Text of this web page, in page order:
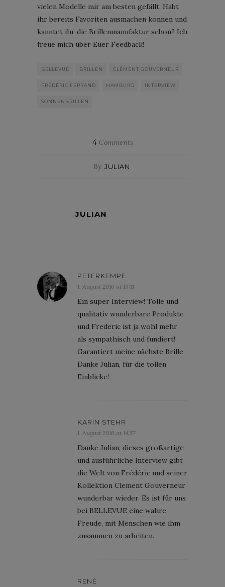
vielen Modelle mir am besten gefällt. Habt
ihr bereits Favoriten ausmachen können und
kanntet ihr die Brillenmanufaktur schon? Ich
freue mich über Euer Feedback!
BELLEVUE BRILLEN CLÉMENT GOUVERNEUR
FRÉDÉRIC FERRAND HAMBURG INTERVIEW
SONNENBRILLEN
4Comments
By JULIAN
JULIAN
PETERKEMPE
1. August 2016 at 13:11
Ein super Interview! Tolle und
qualitativ wunderbare Produkte
und Frederic ist ja wohl mehr
als sympathisch und fundiert!
Garantiert meine nächste Brille.
Danke Julian, für die tollen
Einblicke!
KARIN STEHR
1. August 2016 at 14:57
Danke Julian, dieses großartige
und ausführliche Interview gibt
die Welt von Frédéric und seiner
Kollektion Clement Gouverneur
wunderbar wieder. Es ist für uns
bei BELLEVUE eine wahre
Freude, mit Menschen wie ihm
zusammen zu arbeiten.
RENÉ